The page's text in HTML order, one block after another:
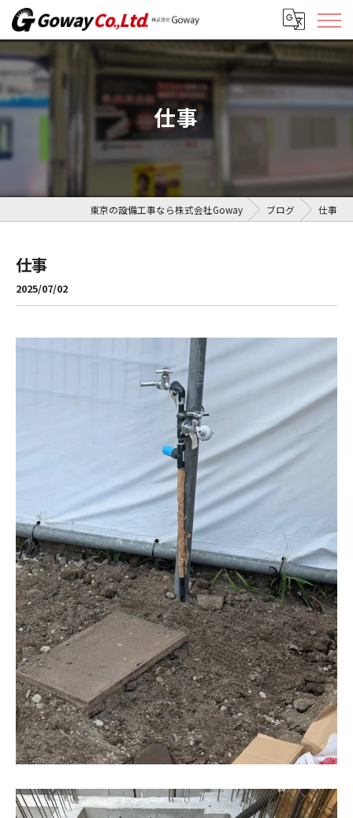
仕事
東京の設備工事なら株式会社Goway ブログ 仕事
仕事
2025/07/02